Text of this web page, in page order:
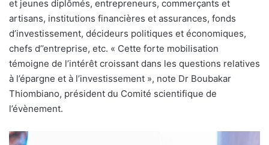
et jeunes diplômés, entrepreneurs, commerçants et
artisans, institutions financières et assurances, fonds
d’investissement, décideurs politiques et économiques,
chefs d’’entreprise, etc. « Cette forte mobilisation
témoigne de l’intérêt croissant dans les questions relatives
à l’épargne et à l’investissement », note Dr Boubakar
Thiombiano, président du Comité scientifique de
l’évènement.